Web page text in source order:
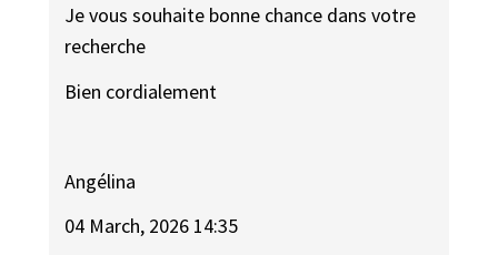
Je vous souhaite bonne chance dans votre
recherche
Bien cordialement
Angélina
04 March, 2026 14:35